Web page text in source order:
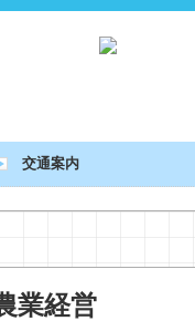
交通案内
業経営